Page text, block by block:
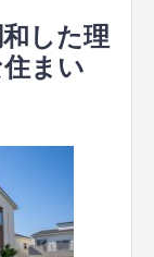
した理
まい